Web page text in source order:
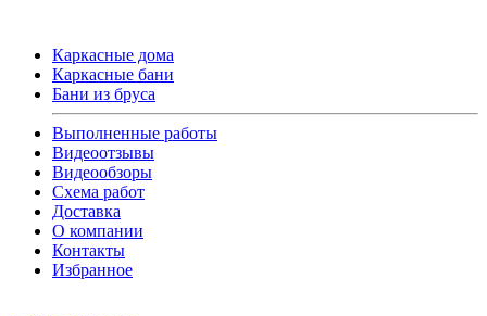
Каркасные дома
Каркасные бани
Бани из бруса
Выполненные работы
Видеоотзывы
Видеообзоры
Схема работ
Доставка
О компании
Контакты
Избранное